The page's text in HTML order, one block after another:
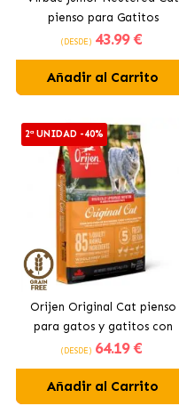
pienso para Gatitos
Esterilizados
(DESDE) 43.99 €
Añadir al Carrito
2ª UNIDAD -40%
Orijen Original Cat pienso
para gatos y gatitos con
pollo
(DESDE) 64.19 €
Añadir al Carrito